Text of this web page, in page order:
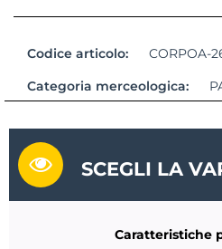
Codice articolo:
CORPOA-
Categoria merceologica:
SCEGLI LA
Caratteristiche